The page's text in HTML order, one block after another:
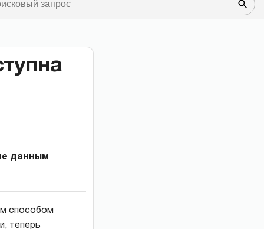
данным
способом
теперь